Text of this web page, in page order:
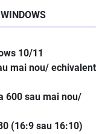
10/11
mai nou/ echivalent
600 sau mai nou/
(16:9 sau 16:10)